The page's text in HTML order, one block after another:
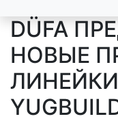
DÜFA
НОВЫЕ